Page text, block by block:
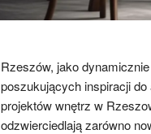
Rzeszów, jako
poszukujących inspiracji
projektów wnętrz w
odzwierciedlają zarówno